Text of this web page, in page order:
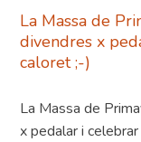
La Massa de
divendres x
caloret ;-)
La Massa de
x pedalar i